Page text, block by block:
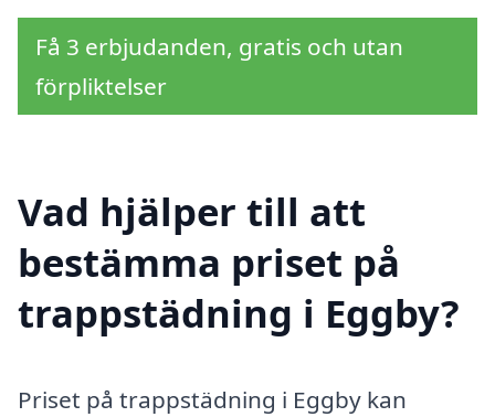
Få 3 erbjudanden, gratis och utan
förpliktelser
Vad hjälper till att
bestämma priset på
trappstädning i Eggby?
Priset på trappstädning i Eggby kan